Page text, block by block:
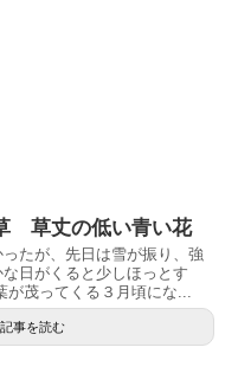
草丈の低い青い花
たが、先日は雪が振り、強
日がくると少しほっとす
が茂ってくる３月頃にな...
記事を読む